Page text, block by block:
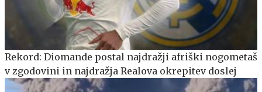
Rekord: Diomande postal najdražji afriški nogometaš
v zgodovini in najdražja Realova okrepitev doslej